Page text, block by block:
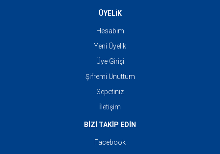
ÜYELİK
Hesabım
Yeni Üyelik
Üye Girişi
Şifremi Unuttum
Sepetiniz
İletişim
BİZİ TAKİP EDİN
Facebook